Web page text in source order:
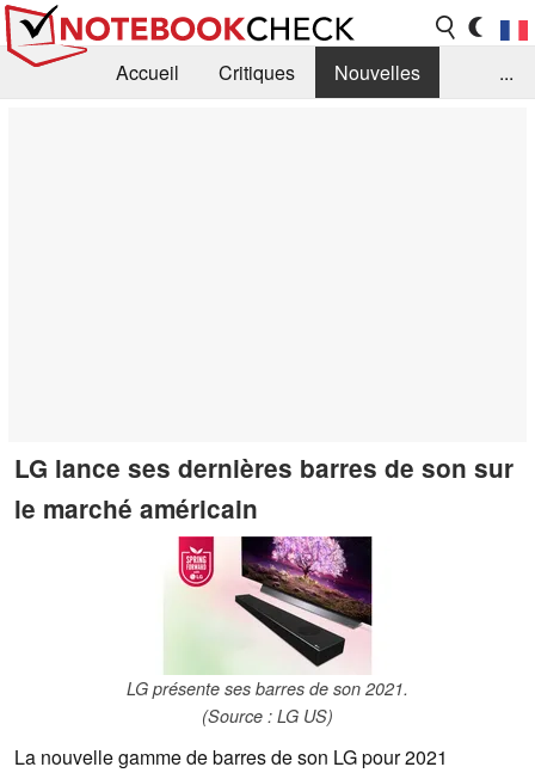
Accueil Critiques
Nouvelles
...
LG lance ses dernières barres de son sur
le marché américain
LG présente ses barres de son 2021.
(Source : LG US)
La nouvelle gamme de barres de son LG pour 2021